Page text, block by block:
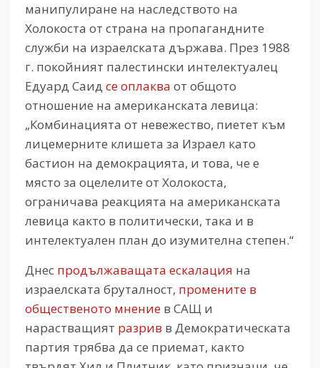
манипулиране на наследството на
Холокоста от страна на пропагандните
служби на израелската държава. През 1988
г. покойният палестински интелектуалец
Едуард Саид се оплаква от общото
отношение на американската левица:
„Комбинацията от невежество, пиетет към
лицемерните клишета за Израел като
бастион на демокрацията, и това, че е
място за оцелелите от Холокоста,
ограничава реакцията на американската
левица както в политически, така и в
интелектуален план до изумителна степен.“
Днес продължаващата ескалация на
израелската бруталност, промените в
общественото мнение в САЩ и
нарастващият разрив в Демократическата
партия трябва да се приемат, както